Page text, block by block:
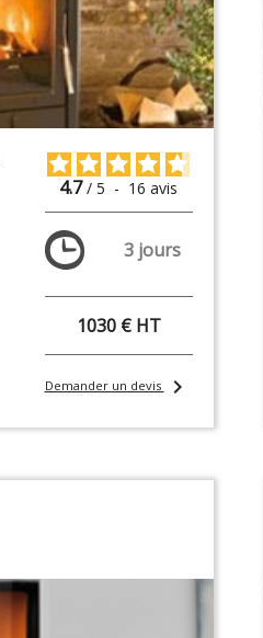
4.7 / 5 - 16avis
3 jours
1030 € HT
Demander un devischevron_right